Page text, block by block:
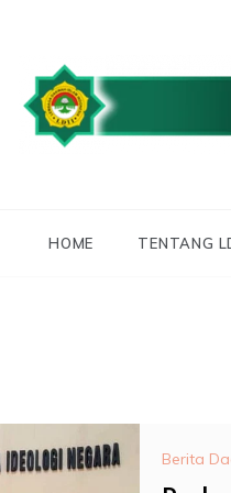
HOME TENTANG
Berita